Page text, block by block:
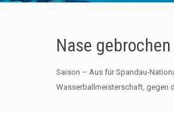
Nase gebrochen
Saison – Aus für Spandau-
Wasserballmeisterschaft, gegen